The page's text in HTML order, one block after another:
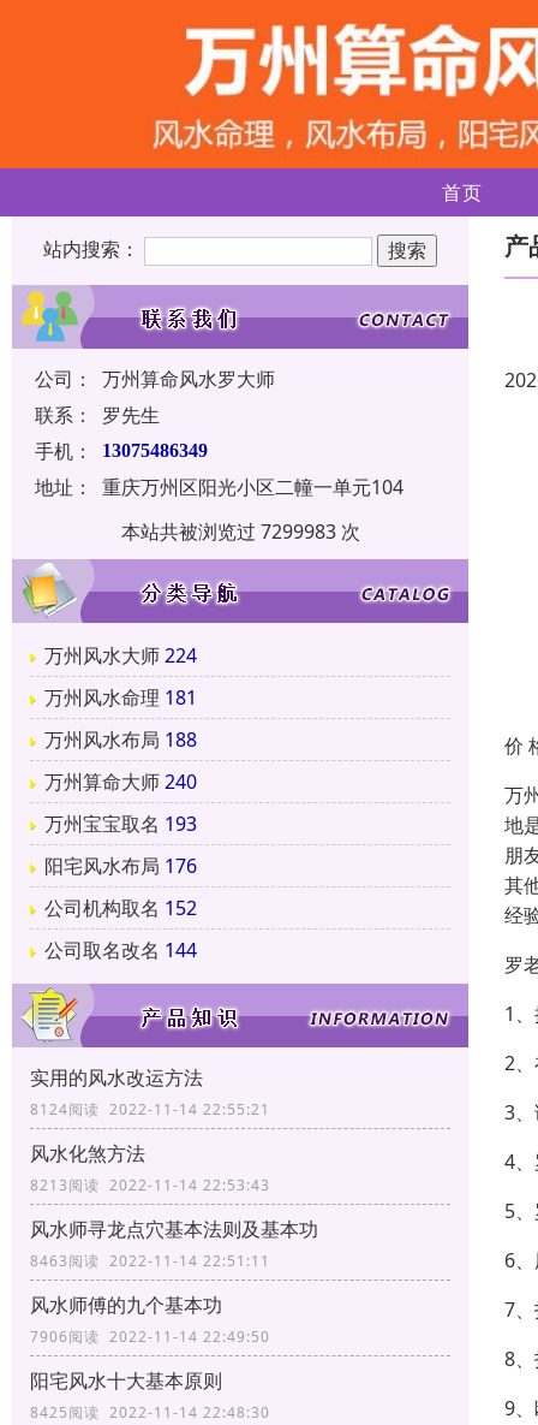
首页
站内搜索：
公司：
万州算命风水罗大师
联系：
罗先生
手机：
13075486349
地址：
重庆万州区阳光小区二幢一单元104
本站共被浏览过 7299983 次
万州风水大师224
万州风水命理 181
万州风水布局 188
万州算命大师240
万州宝宝取名 193
阳宅风水布局 176
公司机构取名 152
公司取名改名 144
实用的风水改运方法
8124阅读 2022-11-14 22:55:21
风水化煞方法
8213阅读 2022-11-14 22:53:43
风水师寻龙点穴基本法则及基本功
8463阅读 2022-11-14 22:51:11
风水师傅的九个基本功
7906阅读 2022-11-14 22:49:50
阳宅风水十大基本原则
8425阅读 2022-11-14 22:48:30
产
价
万
地
朋
其
经
罗
1
2
3
4
5
6
7
8
9